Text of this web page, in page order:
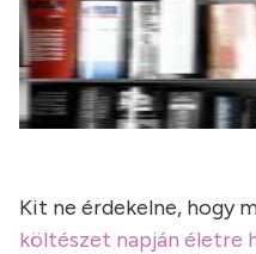
Kit ne érdekelne, hogy
költészet napján életre